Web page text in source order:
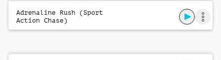
Adrenaline Rush (Sport
Action Chase)